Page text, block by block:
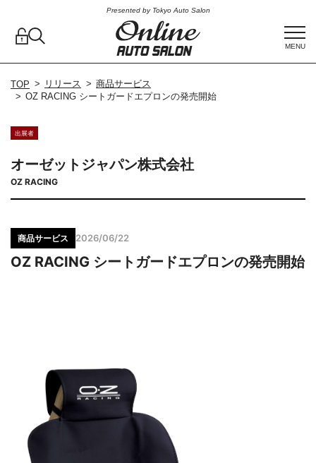
Presented by Tokyo Auto Salon
MENU
TOP リリース
商品サービス
OZ RACING シートガードエプロンの発売開始
出展者
オーゼットジャパン株式会社
OZ RACING
商品サービス 2026/06/22
OZ RACING シートガードエプロンの発売開始